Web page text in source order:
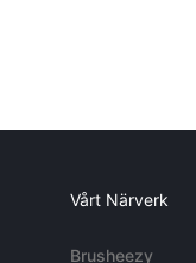
Vårt Närverk
Brusheezy